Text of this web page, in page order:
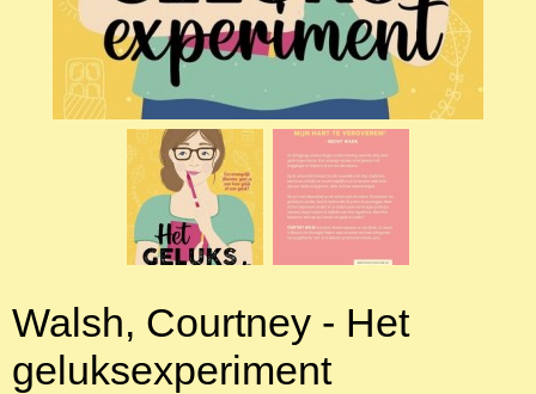
Walsh, Courtney - Het
geluksexperiment